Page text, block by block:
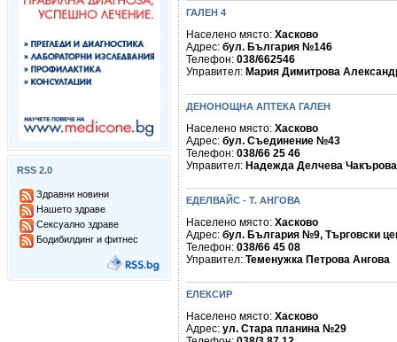
RSS 2.0
Здравни новини
Нашето здраве
Сексуално здраве
Бодибилдинг и фитнес
ГАЛЕН 4
Населено място: Хасково
Адрес: бул. България №146
Телефон: 038/662546
Управител: Мария Димитрова
ДЕНОНОЩНА АПТЕКА ГАЛЕН
Населено място: Хасково
Адрес: бул. Съединение №43
Телефон: 038/66 25 46
Управител: Надежда Делчева Чакърова
ЕДЕЛВАЙС - Т. АНГОВА
Населено място: Хасково
Адрес: бул. България №9, Търговски
Телефон: 038/66 45 08
Управител: Теменужка Петрова Ангова
ЕЛЕКСИР
Населено място: Хасково
Адрес: ул. Стара планина №29